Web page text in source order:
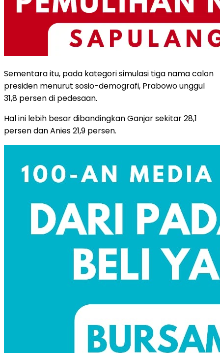
Sementara itu, pada kategori simulasi tiga nama calon
presiden menurut sosio-demografi, Prabowo unggul
31,8 persen di pedesaan.
Hal ini lebih besar dibandingkan Ganjar sekitar 28,1
persen dan Anies 21,9 persen.